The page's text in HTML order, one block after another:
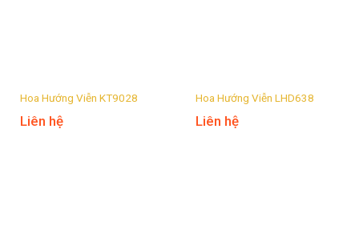
Hoa Hướng Viễn KT9028
Liên hệ
Hoa Hướng Viễn LHD638
Liên hệ